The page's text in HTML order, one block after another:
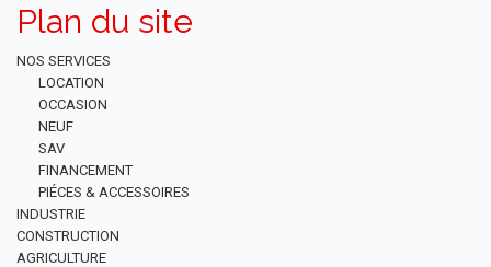
Plan du site
NOS SERVICES
LOCATION
OCCASION
NEUF
SAV
FINANCEMENT
PIÉCES & ACCESSOIRES
INDUSTRIE
CONSTRUCTION
AGRICULTURE